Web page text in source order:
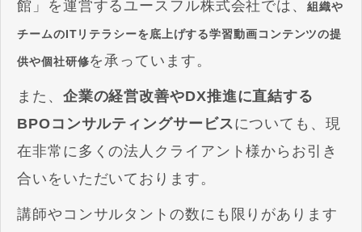
館」を運営するユースフル株式会社では、組織や
チームのITリテラシーを底上げする学習動画コンテンツの提
供や個社研修を承っています。
また、 企業の経営改善やDX推進に直結する
BPOコンサルティングサービスについても、現
在非常に多くの法人クライアント様からお引き
合いをいただいております。
講師やコンサルタントの数にも限りがあります